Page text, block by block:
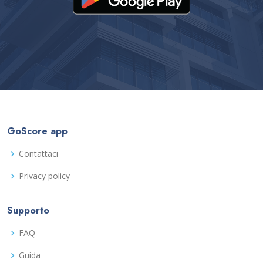
GoScore app
Contattaci
Privacy policy
Supporto
FAQ
Guida